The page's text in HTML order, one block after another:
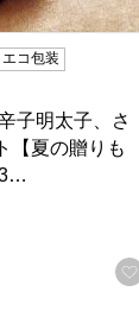
る
エコ包装
子明太子、さ
【夏の贈りも